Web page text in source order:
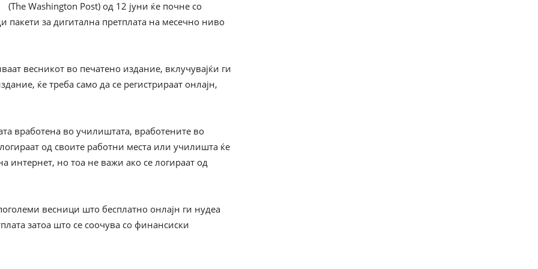
(The Washington Post) од 12 јуни ќе почне со
пакети за дигитална претплата на месечно ниво
весникот во печатено издание, вклучувајќи ги
ќе треба само да се регистрираат онлајн,
вработена во училиштата, вработените во
од своите работни места или училишта ќе
интернет, но тоа не важи ако се логираат од
весници што бесплатно онлајн ги нудеа
затоа што се соочува со финансиски